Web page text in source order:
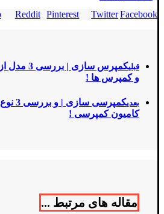
Facebook
Twitter
Pinterest
Reddit
قبلی
کمپرس سازی |
و کمپرس ها !
بعدی
کمپرسی
کامیون کمپرسی !
مقاله های مرتبط ...